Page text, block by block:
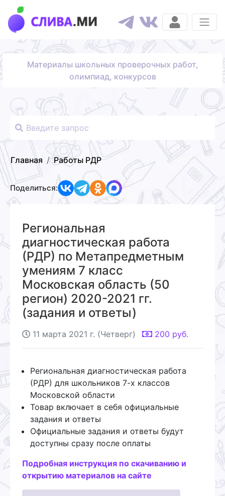
Материалы школьных проверочных работ,
олимпиад, конкурсов
Главная Работы РДР
Поделиться:
Региональная
диагностическая работа
(РДР) по Метапредметным
умениям 7 класс
Московская область (50
регион) 2020-2021 гг.
(задания и ответы)
11 марта 2021 г. (Четверг) 200 руб.
Региональная диагностическая работа
(РДР) для школьников 7-х классов
Московской области
Товар включает в себя официальные
задания и ответы
Официальные задания и ответы будут
доступны сразу после оплаты
Подробная инструкция по скачиванию и
открытию материалов на сайте